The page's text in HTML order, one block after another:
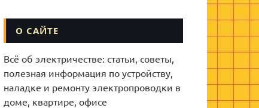
О САЙТЕ
Всё об электричестве: статьи, советы,
полезная информация по устройству,
наладке и ремонту электропроводки в
доме, квартире, офисе